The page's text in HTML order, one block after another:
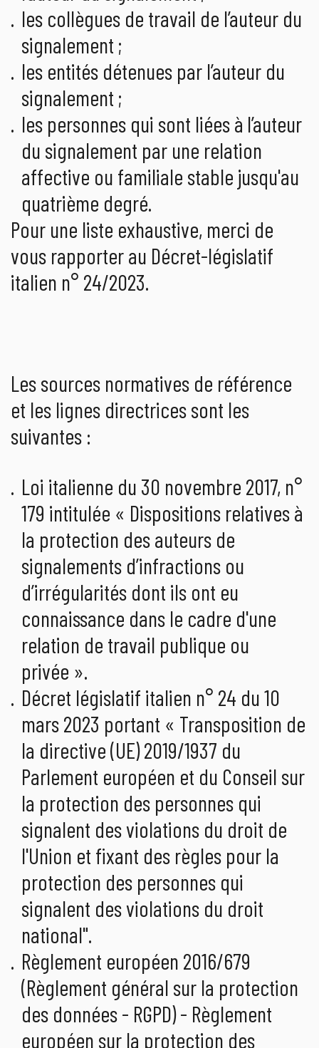
les collègues de travail de l’auteur du
signalement ;
les entités détenues par l’auteur du
signalement ;
les personnes qui sont liées à l’auteur
du signalement par une relation
affective ou familiale stable jusqu'au
quatrième degré.
Pour une liste exhaustive, merci de
vous rapporter au Décret-législatif
italien n° 24/2023.
Les sources normatives de référence
et les lignes directrices sont les
suivantes :
Loi italienne du 30 novembre 2017, n°
179 intitulée « Dispositions relatives à
la protection des auteurs de
signalements d’infractions ou
d’irrégularités dont ils ont eu
connaissance dans le cadre d'une
relation de travail publique ou
privée ».
Décret législatif italien n° 24 du 10
mars 2023 portant « Transposition de
la directive (UE) 2019/1937 du
Parlement européen et du Conseil sur
la protection des personnes qui
signalent des violations du droit de
l'Union et fixant des règles pour la
protection des personnes qui
signalent des violations du droit
national".
Règlement européen 2016/679
(Règlement général sur la protection
des données - RGPD) - Règlement
européen sur la protection des